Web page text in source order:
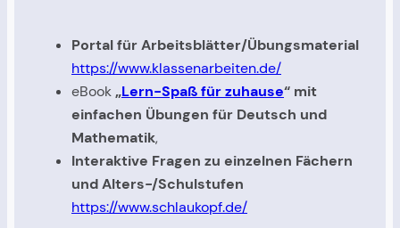
Portal für Arbeitsblätter/Übungsmaterial
https://www.klassenarbeiten.de/
eBook „Lern-Spaß für zuhause“ mit
einfachen Übungen für Deutsch und
Mathematik,
Interaktive Fragen zu einzelnen Fächern
und Alters-/Schulstufen
https://www.schlaukopf.de/